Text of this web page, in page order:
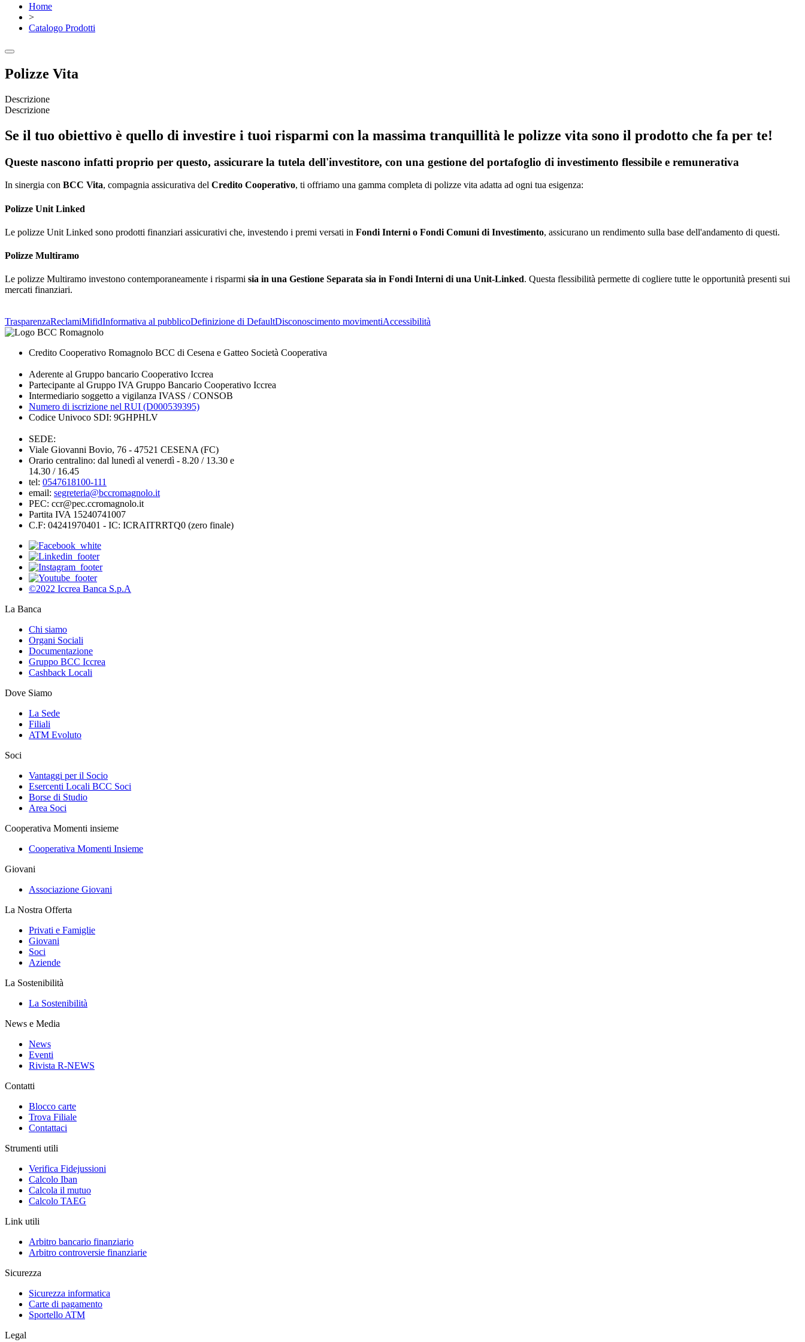
Home
>
Catalogo Prodotti
Polizze Vita
Descrizione
Descrizione
Se il tuo obiettivo è quello di investire i tuoi risparmi con la massima tranquillità le polizze vita sono il prodotto che fa per te!
Queste nascono infatti proprio per questo, assicurare la tutela dell'investitore, con una gestione del portafoglio di investimento flessibile e remunerativa
In sinergia con BCC Vita, compagnia assicurativa del Credito Cooperativo, ti offriamo una gamma completa di polizze vita adatta ad ogni tua esigenza:
Polizze Unit Linked
Le polizze Unit Linked sono prodotti finanziari assicurativi che, investendo i premi versati in Fondi Interni o Fondi Comuni di Investimento, assicurano un rendimento sulla base dell'andamento di questi.
Polizze Multiramo
Le polizze Multiramo investono contemporaneamente i risparmi sia in una Gestione Separata sia in Fondi Interni di una Unit-Linked. Questa flessibilità permette di cogliere tutte le opportunità presenti sui
mercati finanziari.
TrasparenzaReclamiMifidInformativa al pubblicoDefinizione di DefaultDisconoscimento movimentiAccessibilità
Credito Cooperativo Romagnolo BCC di Cesena e Gatteo Società Cooperativa
Aderente al Gruppo bancario Cooperativo Iccrea
Partecipante al Gruppo IVA Gruppo Bancario Cooperativo Iccrea
Intermediario soggetto a vigilanza IVASS / CONSOB
Numero di iscrizione nel RUI (D000539395)
Codice Univoco SDI: 9GHPHLV
SEDE:
Viale Giovanni Bovio, 76 - 47521 CESENA (FC)
Orario centralino: dal lunedì al venerdì - 8.20 / 13.30 e
14.30 / 16.45
tel: 0547618100-111
email: segreteria@bccromagnolo.it
PEC: ccr@pec.ccromagnolo.it
Partita IVA 15240741007
C.F: 04241970401 - IC: ICRAITRRTQ0 (zero finale)
©2022 Iccrea Banca S.p.A
La Banca
Chi siamo
Organi Sociali
Documentazione
Gruppo BCC Iccrea
Cashback Locali
Dove Siamo
La Sede
Filiali
ATM Evoluto
Soci
Vantaggi per il Socio
Esercenti Locali BCC Soci
Borse di Studio
Area Soci
Cooperativa Momenti insieme
Cooperativa Momenti Insieme
Giovani
Associazione Giovani
La Nostra Offerta
Privati e Famiglie
Giovani
Soci
Aziende
La Sostenibilità
La Sostenibilità
News e Media
News
Eventi
Rivista R-NEWS
Contatti
Blocco carte
Trova Filiale
Contattaci
Strumenti utili
Verifica Fidejussioni
Calcolo Iban
Calcola il mutuo
Calcolo TAEG
Link utili
Arbitro bancario finanziario
Arbitro controversie finanziarie
Sicurezza
Sicurezza informatica
Carte di pagamento
Sportello ATM
Legal